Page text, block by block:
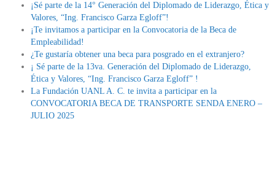
¡Sé parte de la 14° Generación del Diplomado de Liderazgo, Ética y
Valores, “Ing. Francisco Garza Egloff”!
¡Te invitamos a participar en la Convocatoria de la Beca de
Empleabilidad!
¿Te gustaría obtener una beca para posgrado en el extranjero?
¡ Sé parte de la 13va. Generación del Diplomado de Liderazgo,
Ética y Valores, “Ing. Francisco Garza Egloff” !
La Fundación UANL A. C. te invita a participar en la
CONVOCATORIA BECA DE TRANSPORTE SENDA ENERO –
JULIO 2025